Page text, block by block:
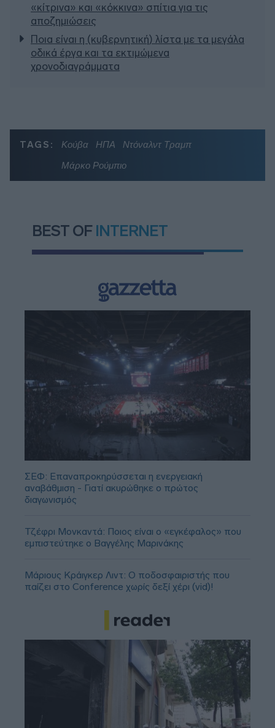
«κίτρινα» και «κόκκινα» σπίτια για τις
αποζημιώσεις
Ποια είναι η (κυβερνητική) λίστα με τα μεγάλα
οδικά έργα και τα εκτιμώμενα
χρονοδιαγράμματα
TAGS: Κούβα ΗΠΑ
Ντόναλντ Τραμπ
Μάρκο Ρούμπιο
BEST OF INTERNET
ΣΕΦ: Επαναπροκηρύσσεται η ενεργειακή
αναβάθμιση - Γιατί ακυρώθηκε ο πρώτος
διαγωνισμός
Τζέφρι Μονκαντά: Ποιος είναι ο «εγκέφαλος» που
εμπιστεύτηκε ο Βαγγέλης Μαρινάκης
Μάριους Κράιγκερ Λιντ: Ο ποδοσφαιριστής που
παίζει στο Conference χωρίς δεξί χέρι (vid)!